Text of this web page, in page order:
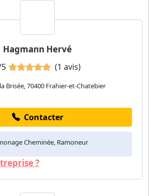
Hagmann Hervé
(1 avis)
Brisée, 70400 Frahier-et-Chatebier
Contacter
Cheminée, Ramoneur
?